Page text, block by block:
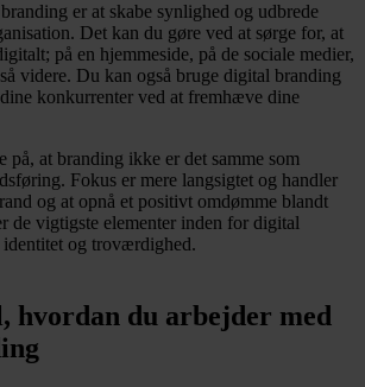
er at skabe synlighed og udbrede
Det kan du gøre ved at sørge for, at
på en hjemmeside, på de sociale medier,
videre. Du kan også bruge digital branding
konkurrenter ved at fremhæve dine
på, at branding ikke er det samme som
Fokus er mere langsigtet og handler
og at opnå et positivt omdømme blandt
de vigtigste elementer inden for digital
og troværdighed.
hvordan du arbejder med